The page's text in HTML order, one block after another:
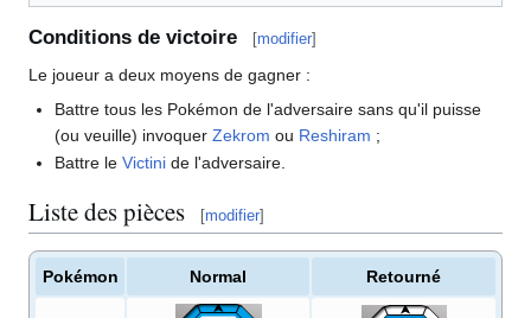
Conditions de victoire [modifier]
Le joueur a deux moyens de gagner :
Battre tous les Pokémon de l'adversaire sans qu'il puisse
(ou veuille) invoquerZekrom ou Reshiram ;
Battre leVictini de l'adversaire.
Liste des pièces [modifier]
Pokémon Normal Retourné